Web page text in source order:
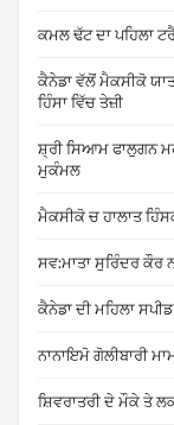
ਕਮਲ ਢੱਟ ਦਾ ਪਹਿਲਾ
ਕੈਨੇਡਾ ਵੱਲੋਂ ਮੈਕਸੀਕੋ
ਹਿੰਸਾ ਵਿੱਚ ਤੇਜ਼ੀ
ਸ਼੍ਰੀ ਸਿਆਮ ਫਾਲੁਗਨ
ਮੁਕੰਮਲ
ਮੈਕਸੀਕੋ ਚ ਹਾਲਾਤ
ਸਵ:ਮਾਤਾ ਸੁਰਿੰਦਰ ਕੌਰ
ਕੈਨੇਡਾ ਦੀ ਮਹਿਲਾ
ਨਾਨਾਇਮੋ ਗੋਲੀਬਾਰੀ
ਸ਼ਿਵਰਾਤਰੀ ਦੇ ਮੌਕੇ ਤੇ